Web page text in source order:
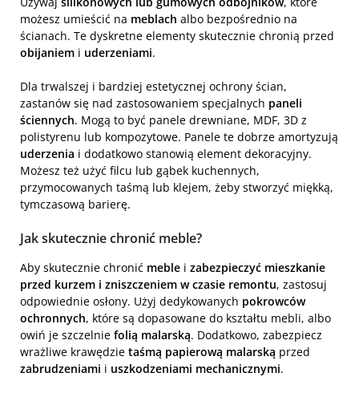
możesz umieścić na meblach albo bezpośrednio na
ścianach. Te dyskretne elementy skutecznie chronią przed
obijaniem i uderzeniami.
Dla trwalszej i bardziej estetycznej ochrony ścian,
zastanów się nad zastosowaniem specjalnych paneli
ściennych. Mogą to być panele drewniane, MDF, 3D z
polistyrenu lub kompozytowe. Panele te dobrze amortyzują
uderzenia i dodatkowo stanowią element dekoracyjny.
Możesz też użyć filcu lub gąbek kuchennych,
przymocowanych taśmą lub klejem, żeby stworzyć miękką,
tymczasową barierę.
Jak skutecznie chronić meble?
Aby skutecznie chronić meble i zabezpieczyć mieszkanie
przed kurzem i zniszczeniem w czasie remontu, zastosuj
odpowiednie osłony. Użyj dedykowanych pokrowców
ochronnych, które są dopasowane do kształtu mebli, albo
owiń je szczelnie folią malarską. Dodatkowo, zabezpiecz
wrażliwe krawędzie taśmą papierową malarską przed
zabrudzeniami i uszkodzeniami mechanicznymi.